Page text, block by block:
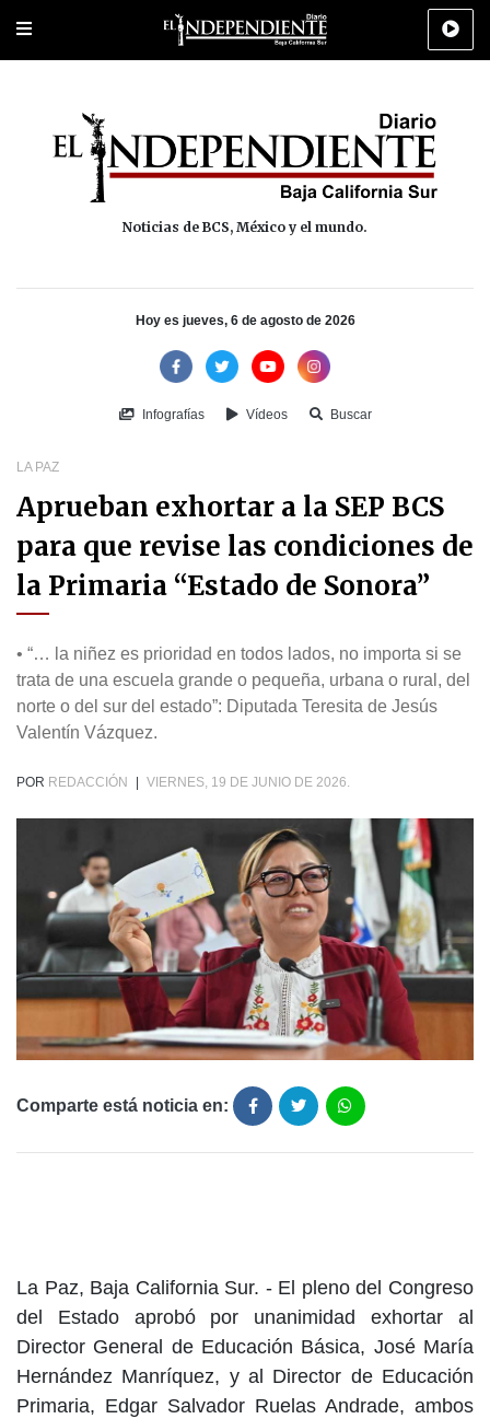
Portada Los Cabos Policiaca Deportes Cultura
Noticias de BCS, México y el mundo.
Hoy es jueves, 6 de agosto de 2026
Infografías Vídeos Buscar
LA PAZ
Aprueban exhortar a la SEP BCS
para que revise las condiciones de
la Primaria “Estado de Sonora”
• “… la niñez es prioridad en todos lados, no importa si se
trata de una escuela grande o pequeña, urbana o rural, del
norte o del sur del estado”: Diputada Teresita de Jesús
Valentín Vázquez.
POR REDACCIÓN VIERNES, 19 DE JUNIO DE 2026.
Comparte está noticia en:
La Paz, Baja California Sur. - El pleno del Congreso
del Estado aprobó por unanimidad exhortar al
Director General de Educación Básica, José María
Hernández Manríquez, y al Director de Educación
Primaria, Edgar Salvador Ruelas Andrade, ambos